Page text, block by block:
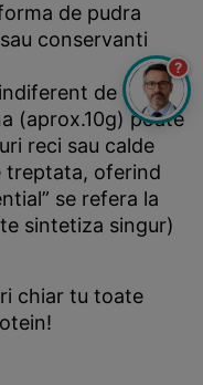
de pudra
conservanti
de varsta
(aprox.10g) poate
reci sau calde
treptata, oferind
se refera la
sintetiza singur)
chiar tu toate
?